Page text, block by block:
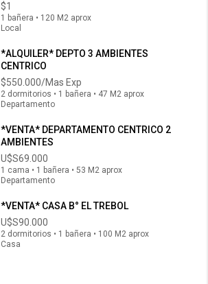
$1
1 bañera • 120 M2 aprox
Local
*ALQUILER* DEPTO 3 AMBIENTES
CENTRICO
$550.000/Mas Exp
2 dormitorios • 1 bañera • 47 M2 aprox
Departamento
*VENTA* DEPARTAMENTO CENTRICO 2
AMBIENTES
U$S69.000
1 cama • 1 bañera • 53 M2 aprox
Departamento
*VENTA* CASA B° EL TREBOL
U$S90.000
2 dormitorios • 1 bañera • 100 M2 aprox
Casa